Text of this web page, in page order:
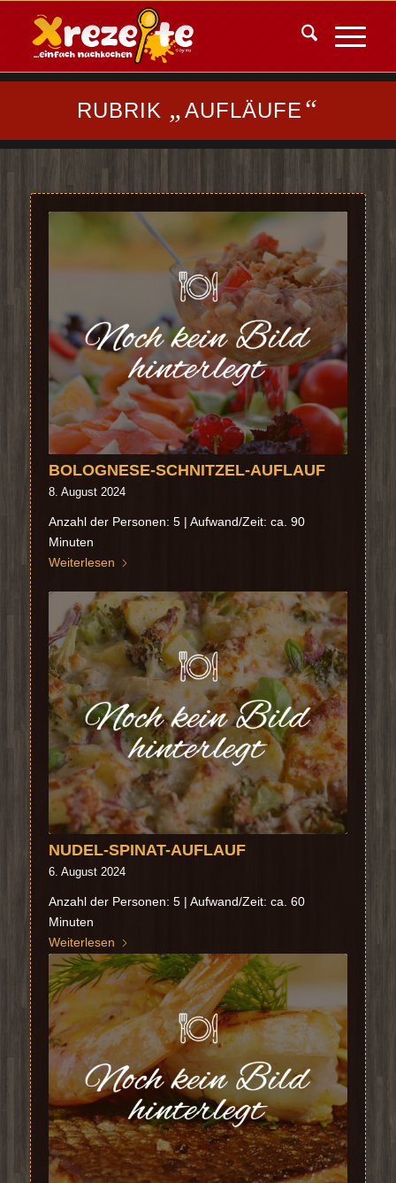
RUBRIK „AUFLÄUFE “
BOLOGNESE-SCHNITZEL-AUFLAUF
8. August 2024
Anzahl der Personen: 5 | Aufwand/Zeit: ca. 90
Minuten
Weiterlesen
NUDEL-SPINAT-AUFLAUF
6. August 2024
Anzahl der Personen: 5 | Aufwand/Zeit: ca. 60
Minuten
Weiterlesen